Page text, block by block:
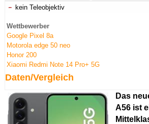
kein Teleobjektiv
Wettbewerber
Google Pixel 8a
Motorola edge 50 neo
Honor 200
Xiaomi Redmi Note 14 Pro+ 5G
Daten/Vergleich
Das
A56 ist